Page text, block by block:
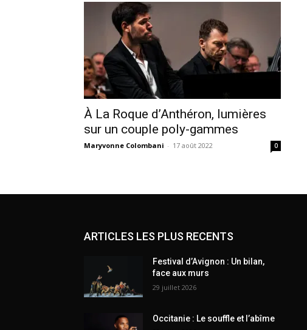
À La Roque d’Anthéron, lumières
sur un couple poly-gammes
Maryvonne Colombani - 17 août 2022 0
ARTICLES LES PLUS RECENTS
Festival d’Avignon : Un bilan,
face aux murs
29 juillet 2026
Occitanie : Le souffle et l’abîme